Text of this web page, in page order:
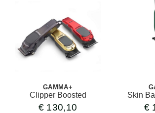
GAMMA+
Clipper Boosted
€ 130,10
Skin
€